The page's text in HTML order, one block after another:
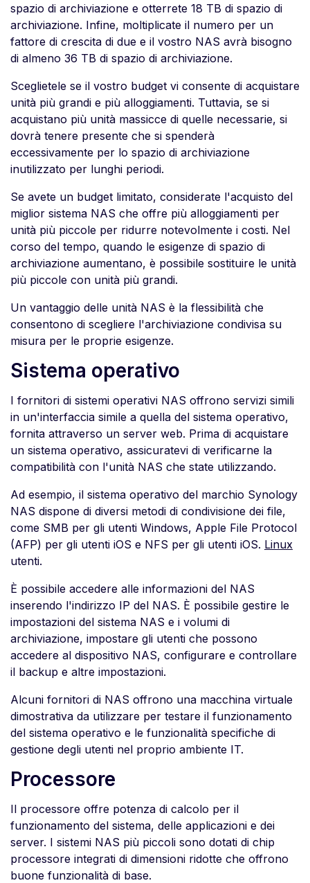
spazio di archiviazione e otterrete 18 TB di spazio di
archiviazione. Infine, moltiplicate il numero per un
fattore di crescita di due e il vostro NAS avrà bisogno
di almeno 36 TB di spazio di archiviazione.
Sceglietele se il vostro budget vi consente di acquistare
unità più grandi e più alloggiamenti. Tuttavia, se si
acquistano più unità massicce di quelle necessarie, si
dovrà tenere presente che si spenderà
eccessivamente per lo spazio di archiviazione
inutilizzato per lunghi periodi.
Se avete un budget limitato, considerate l'acquisto del
miglior sistema NAS che offre più alloggiamenti per
unità più piccole per ridurre notevolmente i costi. Nel
corso del tempo, quando le esigenze di spazio di
archiviazione aumentano, è possibile sostituire le unità
più piccole con unità più grandi.
Un vantaggio delle unità NAS è la flessibilità che
consentono di scegliere l'archiviazione condivisa su
misura per le proprie esigenze.
Sistema operativo
I fornitori di sistemi operativi NAS offrono servizi simili
in un'interfaccia simile a quella del sistema operativo,
fornita attraverso un server web. Prima di acquistare
un sistema operativo, assicuratevi di verificarne la
compatibilità con l'unità NAS che state utilizzando.
Ad esempio, il sistema operativo del marchio Synology
NAS dispone di diversi metodi di condivisione dei file,
come SMB per gli utenti Windows, Apple File Protocol
(AFP) per gli utenti iOS e NFS per gli utenti iOS. Linux
utenti.
È possibile accedere alle informazioni del NAS
inserendo l'indirizzo IP del NAS. È possibile gestire le
impostazioni del sistema NAS e i volumi di
archiviazione, impostare gli utenti che possono
accedere al dispositivo NAS, configurare e controllare
il backup e altre impostazioni.
Alcuni fornitori di NAS offrono una macchina virtuale
dimostrativa da utilizzare per testare il funzionamento
del sistema operativo e le funzionalità specifiche di
gestione degli utenti nel proprio ambiente IT.
Processore
Il processore offre potenza di calcolo per il
funzionamento del sistema, delle applicazioni e dei
server. I sistemi NAS più piccoli sono dotati di chip
processore integrati di dimensioni ridotte che offrono
buone funzionalità di base.